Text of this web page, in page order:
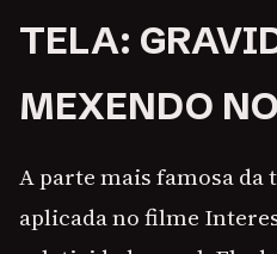
TELA:
MEXENDO
A parte mais famosa
aplicada no filme